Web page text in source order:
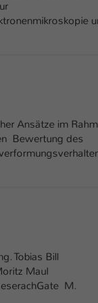
Ansätze im
­Bewertung des
Tobias Bill
Maul
M.
der eingeloggte
und es wird